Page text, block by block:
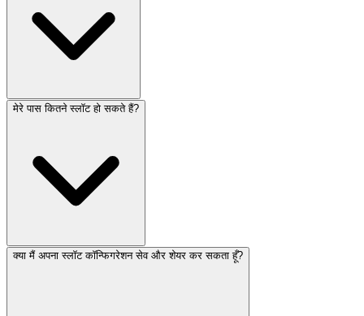
मेरे पास कितने स्लॉट हो सकते हैं?
क्या मैं अपना स्लॉट कॉन्फिगरेशन सेव और शेयर कर सकता हूँ?